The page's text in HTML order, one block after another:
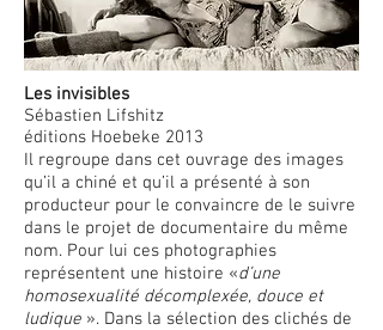
Les invisibles
Sébastien Lifshitz
éditions Hoebeke 2013
Il regroupe dans cet ouvrage des images
qu’il a chiné et qu’il a présenté à son
producteur pour le convaincre de le suivre
dans le projet de documentaire du même
nom. Pour lui ces photographies
représentent une histoire «d’une
homosexualité décomplexée, douce et
ludique ». Dans la sélection des clichés de